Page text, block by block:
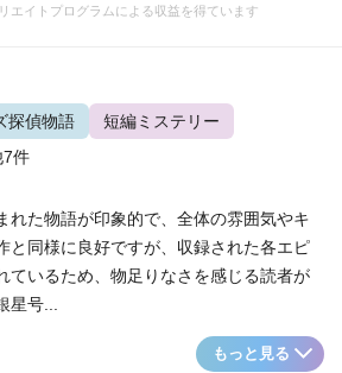
エイトプログラムによる収益を得ています
探偵物語
短編ミステリー
7件
れた物語が印象的で、全体の雰囲気やキ
と同様に良好ですが、収録された各エピ
ているため、物足りなさを感じる読者が
号...
もっと見る